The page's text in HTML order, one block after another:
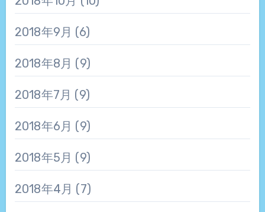
2018年9月 (6)
2018年8月 (9)
2018年7月 (9)
2018年6月 (9)
2018年5月 (9)
2018年4月 (7)